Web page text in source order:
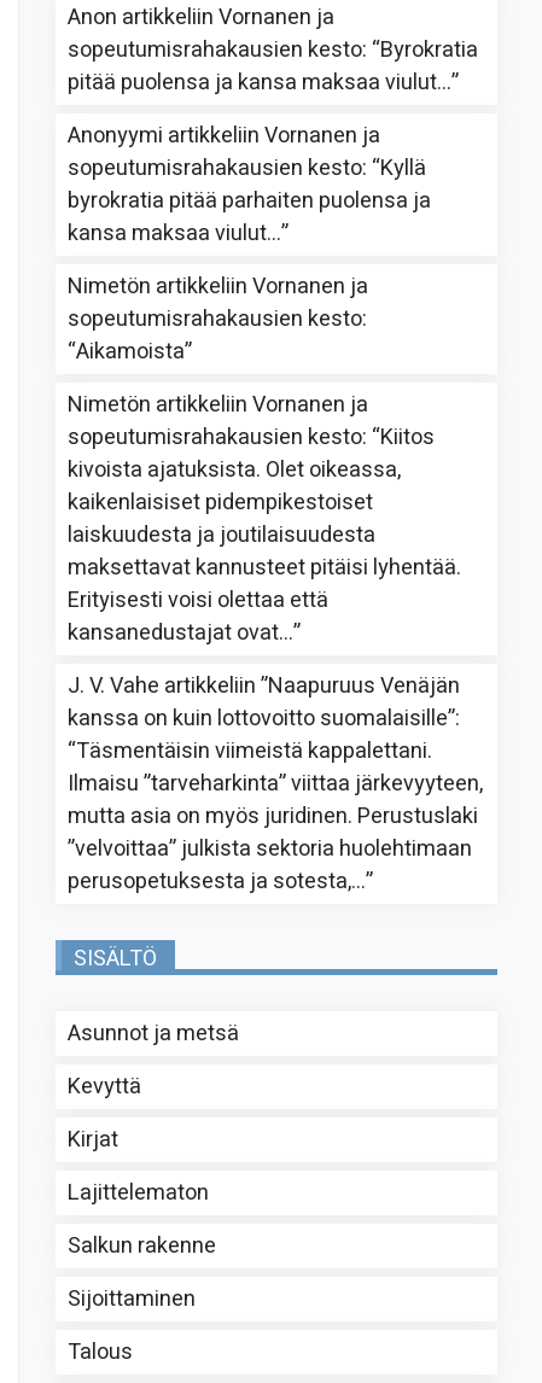
Anon artikkeliinVornanen ja
sopeutumisrahakausien kesto: “Byrokratia
pitää puolensa ja kansa maksaa viulut…”
Anonyymi artikkeliinVornanen ja
sopeutumisrahakausien kesto: “Kyllä
byrokratia pitää parhaiten puolensa ja
kansa maksaa viulut…”
Nimetön artikkeliinVornanen ja
sopeutumisrahakausien kesto:
“Aikamoista”
Nimetön artikkeliinVornanen ja
sopeutumisrahakausien kesto: “Kiitos
kivoista ajatuksista. Olet oikeassa,
kaikenlaisiset pidempikestoiset
laiskuudesta ja joutilaisuudesta
maksettavat kannusteet pitäisi lyhentää.
Erityisesti voisi olettaa että
kansanedustajat ovat…”
J. V. Vahe artikkeliin”Naapuruus Venäjän
kanssa on kuin lottovoitto suomalaisille”:
“Täsmentäisin viimeistä kappalettani.
Ilmaisu ”tarveharkinta” viittaa järkevyyteen,
mutta asia on myös juridinen. Perustuslaki
”velvoittaa” julkista sektoria huolehtimaan
perusopetuksesta ja sotesta,…”
SISÄLTÖ
Asunnot ja metsä
Kevyttä
Kirjat
Lajittelematon
Salkun rakenne
Sijoittaminen
Talous